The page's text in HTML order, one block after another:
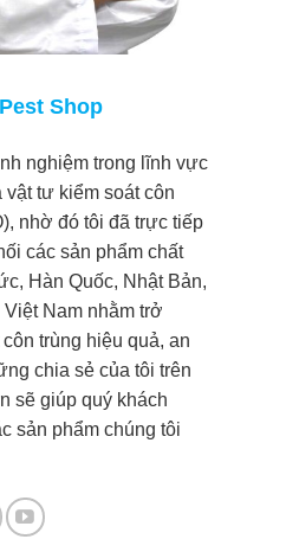
Shop
nghiệm trong lĩnh vực
vật tư kiểm soát côn
nhờ đó tôi đã trực tiếp
các sản phẩm chất
Hàn Quốc, Nhật Bản,
Nam nhằm trở
trùng hiệu quả, an
chia sẻ của tôi trên
sẽ giúp quý khách
sản phẩm chúng tôi